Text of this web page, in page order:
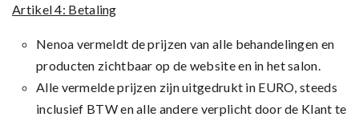
Artikel 4: Betaling
Nenoa vermeldt de prijzen van alle behandelingen en
producten zichtbaar op de website en in het salon.
Alle vermelde prijzen zijn uitgedrukt in EURO, steeds
inclusief BTW en alle andere verplicht door de Klant te